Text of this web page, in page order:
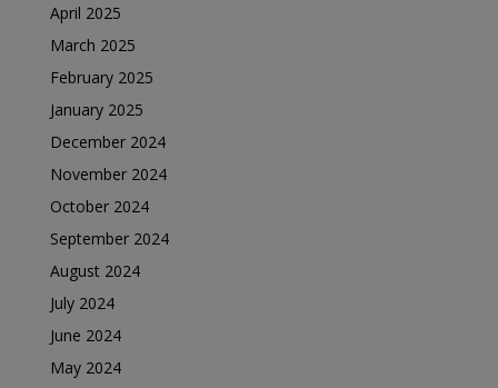
April 2025
March 2025
February 2025
January 2025
December 2024
November 2024
October 2024
September 2024
August 2024
July 2024
June 2024
May 2024